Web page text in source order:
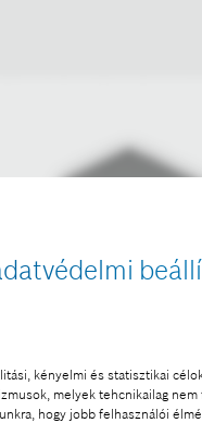
kényelmi és statisztikai
melyek tehcnikailag
hogy jobb felhasználói